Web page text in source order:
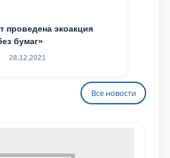
проведена экоакция
бумаг»
28.12.2021
Все новости